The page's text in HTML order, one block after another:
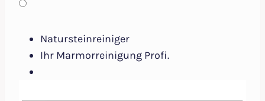
Natursteinreiniger
Ihr Marmorreinigung Profi.